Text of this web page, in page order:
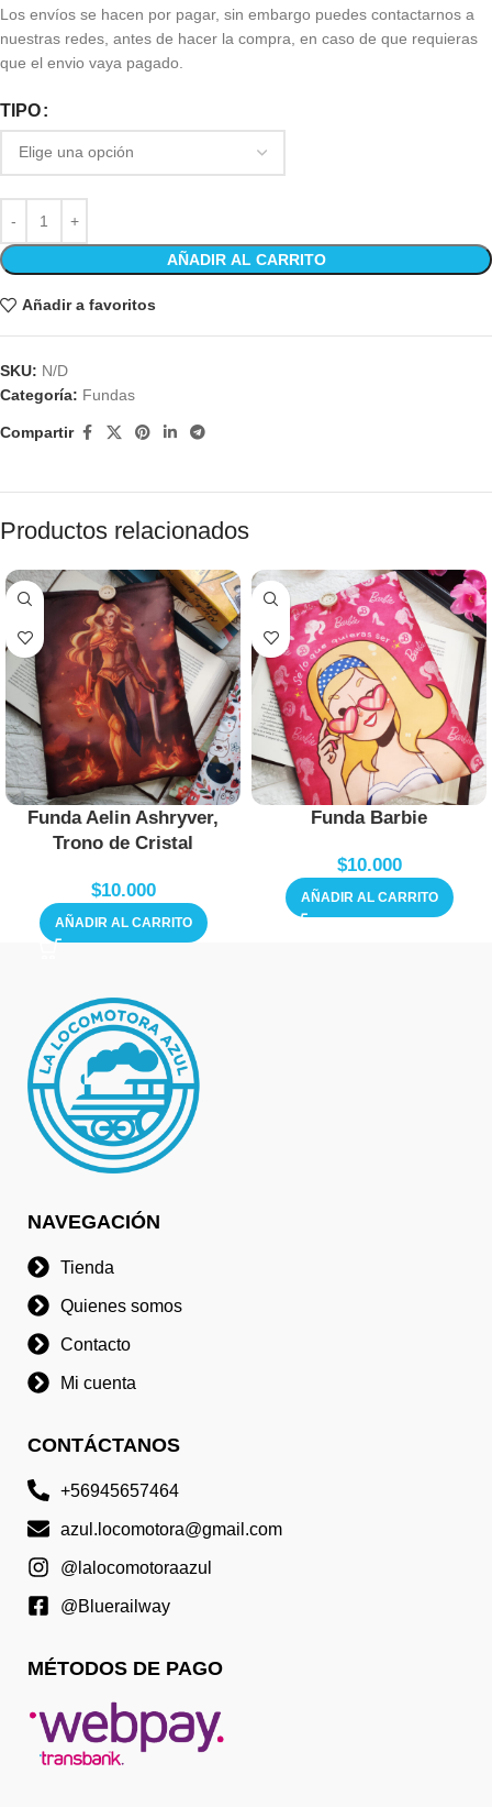
Los envíos se hacen por pagar, sin embargo puedes contactarnos a
nuestras redes, antes de hacer la compra, en caso de que requieras
que el envio vaya pagado.
TIPO
AÑADIR AL CARRITO
Añadir a favoritos
SKU: N/D
Categoría: Fundas
Compartir
Productos relacionados
Funda Aelin Ashryver,
Trono de Cristal
$10.000
AÑADIR AL CARRITO
Funda Barbie
$10.000
AÑADIR AL CARRITO
NAVEGACIÓN
Tienda
Quienes somos
Contacto
Mi cuenta
CONTÁCTANOS
+56945657464
azul.locomotora@gmail.com
@lalocomotoraazul
@Bluerailway
MÉTODOS DE PAGO